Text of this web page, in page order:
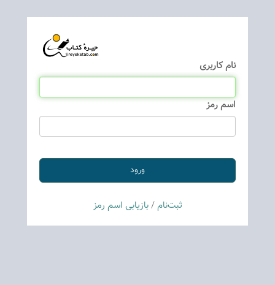
نام كاربری
اسم رمز
ثبت‌نام/بازیابی اسم رمز